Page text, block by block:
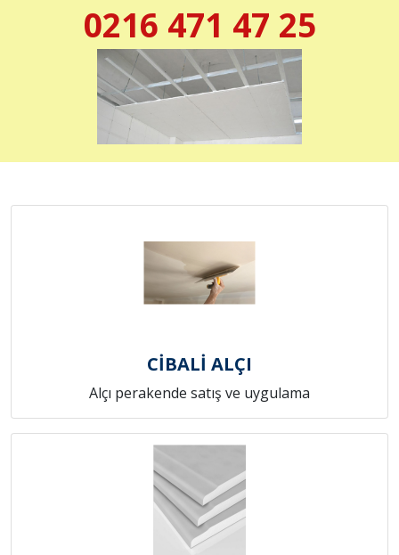
0216 471 47 25
CİBALİ ALÇI
Alçı perakende satış ve uygulama